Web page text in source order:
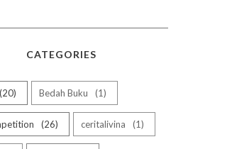
CATEGORIES
20 Bedah Buku 1
26 ceritalivina 1